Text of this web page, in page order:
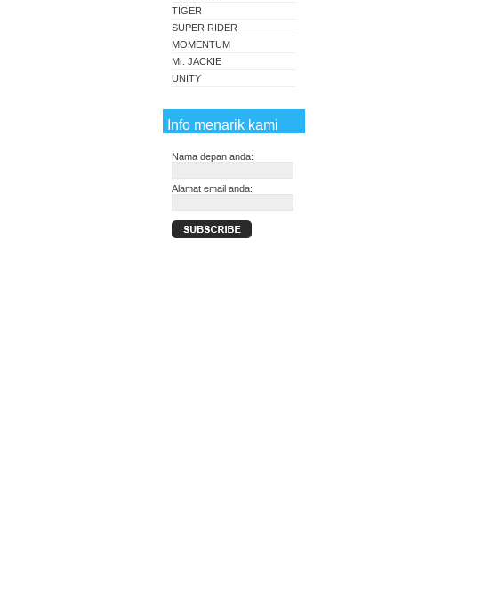
TIGER
SUPER RIDER
MOMENTUM
Mr. JACKIE
UNITY
Info menarik kami
Nama depan anda:
Alamat email anda: